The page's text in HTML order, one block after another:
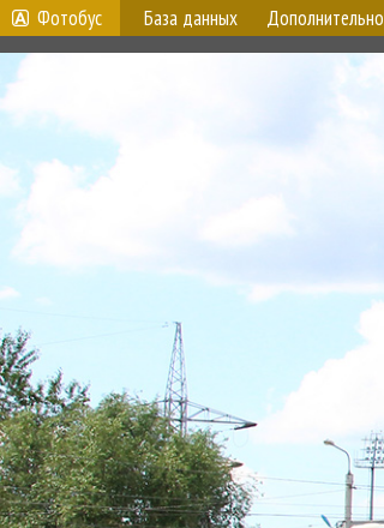
Фотобус База данных Дополнительно